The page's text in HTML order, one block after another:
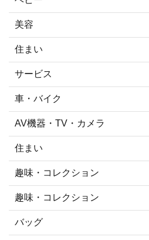
美容
住まい
サービス
車・バイク
AV機器・TV・カメラ
住まい
趣味・コレクション
趣味・コレクション
バッグ